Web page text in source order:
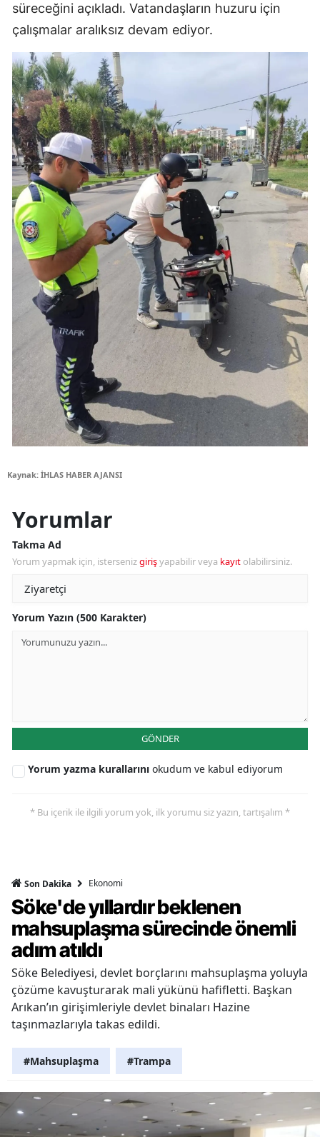
süreceğini açıkladı. Vatandaşların huzuru için
çalışmalar aralıksız devam ediyor.
Kaynak: İHLAS HABER AJANSI
Yorumlar
Takma Ad
Yorum yapmak için, istersenizgirişyapabilir veya kayıt olabilirsiniz.
Yorum Yazın (500 Karakter)
GÖNDER
Yorum yazma kurallarını okudum ve kabul ediyorum
* Bu içerik ile ilgili yorum yok, ilk yorumu siz yazın, tartışalım *
Son Dakika Ekonomi
Söke'de yıllardır beklenen
mahsuplaşma sürecinde önemli
adım atıldı
Söke Belediyesi, devlet borçlarını mahsuplaşma yoluyla
çözüme kavuşturarak mali yükünü hafifletti. Başkan
Arıkan’ın girişimleriyle devlet binaları Hazine
taşınmazlarıyla takas edildi.
#Mahsuplaşma #Trampa